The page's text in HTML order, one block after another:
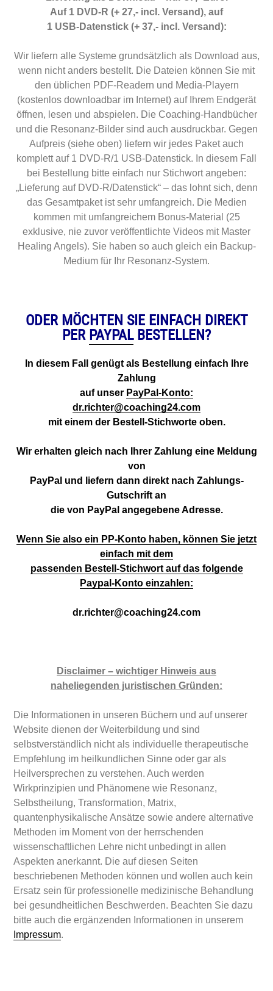
Auf 1 DVD-R (+ 27,- incl. Versand), auf
1 USB-Datenstick (+ 37,- incl. Versand):
Wir liefern alle Systeme grundsätzlich als Download aus,
wenn nicht anders bestellt. Die Dateien können Sie mit
den üblichen PDF-Readern und Media-Playern
(kostenlos downloadbar im Internet) auf Ihrem Endgerät
öffnen, lesen und abspielen. Die Coaching-Handbücher
und die Resonanz-Bilder sind auch ausdruckbar. Gegen
Aufpreis (siehe oben) liefern wir jedes Paket auch
komplett auf 1 DVD-R/1 USB-Datenstick. In diesem Fall
bei Bestellung bitte einfach nur Stichwort angeben:
„Lieferung auf DVD-R/Datenstick“ – das lohnt sich, denn
das Gesamtpaket ist sehr umfangreich. Die Medien
kommen mit umfangreichem Bonus-Material (25
exklusive, nie zuvor veröffentlichte Videos mit Master
Healing Angels). Sie haben so auch gleich ein Backup-
Medium für Ihr Resonanz-System.
ODER MÖCHTEN SIE EINFACH DIREKT
PERPAYPALBESTELLEN?
In diesem Fall genügt als Bestellung einfach Ihre
Zahlung
auf unser PayPal-Konto:
dr.richter@coaching24.com
mit einem der Bestell-Stichworte oben.
Wir erhalten gleich nach Ihrer Zahlung eine Meldung
von
PayPal und liefern dann direkt nach Zahlungs-
Gutschrift an
die von PayPal angegebene Adresse.
Wenn Sie also ein PP-Konto haben, können Sie jetzt
einfach mit dem
passenden Bestell-Stichwort auf das folgende
Paypal-Konto einzahlen:
dr.richter@coaching24.com
Disclaimer – wichtiger Hinweis aus
naheliegenden juristischen Gründen:
Die Informationen in unseren Büchern und auf unserer
Website dienen der Weiterbildung und sind
selbstverständlich nicht als individuelle therapeutische
Empfehlung im heilkundlichen Sinne oder gar als
Heilversprechen zu verstehen. Auch werden
Wirkprinzipien und Phänomene wie Resonanz,
Selbstheilung, Transformation, Matrix,
quantenphysikalische Ansätze sowie andere alternative
Methoden im Moment von der herrschenden
wissenschaftlichen Lehre nicht unbedingt in allen
Aspekten anerkannt. Die auf diesen Seiten
beschriebenen Methoden können und wollen auch kein
Ersatz sein für professionelle medizinische Behandlung
bei gesundheitlichen Beschwerden. Beachten Sie dazu
bitte auch die ergänzenden Informationen in unserem
Impressum.